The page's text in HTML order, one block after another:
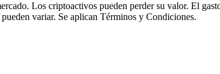
Los criptoactivos pueden perder su valor. El
variar. Se aplican Términos y Condiciones.